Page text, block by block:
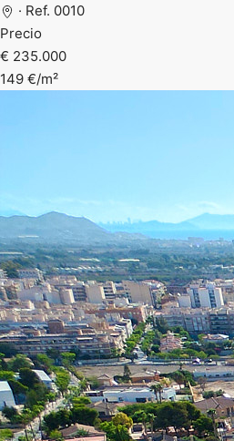
· Ref. 0010
Precio
€ 235.000
149 €/m²